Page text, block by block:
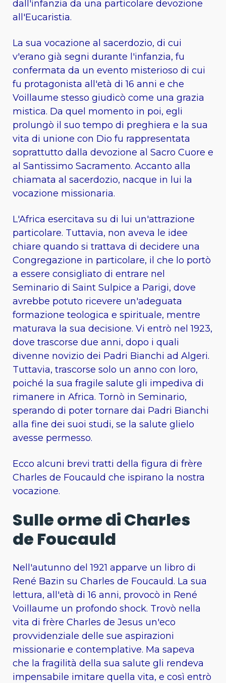
dall'infanzia da una particolare devozione
all'Eucaristia.
La sua vocazione al sacerdozio, di cui
v'erano già segni durante l'infanzia, fu
confermata da un evento misterioso di cui
fu protagonista all'età di 16 anni e che
Voillaume stesso giudicò come una grazia
mistica. Da quel momento in poi, egli
prolungò il suo tempo di preghiera e la sua
vita di unione con Dio fu rappresentata
soprattutto dalla devozione al Sacro Cuore e
al Santissimo Sacramento. Accanto alla
chiamata al sacerdozio, nacque in lui la
vocazione missionaria.
L'Africa esercitava su di lui un'attrazione
particolare. Tuttavia, non aveva le idee
chiare quando si trattava di decidere una
Congregazione in particolare, il che lo portò
a essere consigliato di entrare nel
Seminario di Saint Sulpice a Parigi, dove
avrebbe potuto ricevere un'adeguata
formazione teologica e spirituale, mentre
maturava la sua decisione. Vi entrò nel 1923,
dove trascorse due anni, dopo i quali
divenne novizio dei Padri Bianchi ad Algeri.
Tuttavia, trascorse solo un anno con loro,
poiché la sua fragile salute gli impediva di
rimanere in Africa. Tornò in Seminario,
sperando di poter tornare dai Padri Bianchi
alla fine dei suoi studi, se la salute glielo
avesse permesso.
Ecco alcuni brevi tratti della figura di frère
Charles de Foucauld che ispirano la nostra
vocazione.
Sulle orme di Charles
de Foucauld
Nell'autunno del 1921 apparve un libro di
René Bazin su Charles de Foucauld. La sua
lettura, all'età di 16 anni, provocò in René
Voillaume un profondo shock. Trovò nella
vita di frère Charles de Jesus un'eco
provvidenziale delle sue aspirazioni
missionarie e contemplative. Ma sapeva
che la fragilità della sua salute gli rendeva
impensabile imitare quella vita, e così entrò